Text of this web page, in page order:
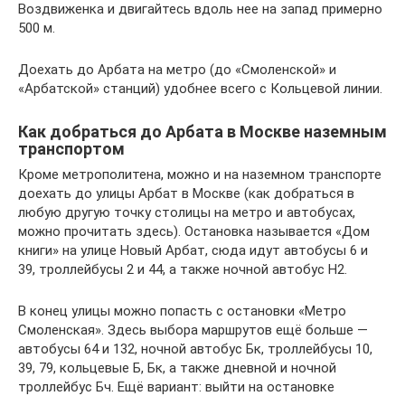
Воздвиженка и двигайтесь вдоль нее на запад примерно
500 м.
Доехать до Арбата на метро (до «Смоленской» и
«Арбатской» станций) удобнее всего с Кольцевой линии.
Как добраться до Арбата в Москве наземным
транспортом
Кроме метрополитена, можно и на наземном транспорте
доехать до улицы Арбат в Москве (как добраться в
любую другую точку столицы на метро и автобусах,
можно прочитать здесь). Остановка называется «Дом
книги» на улице Новый Арбат, сюда идут автобусы 6 и
39, троллейбусы 2 и 44, а также ночной автобус Н2.
В конец улицы можно попасть с остановки «Метро
Смоленская». Здесь выбора маршрутов ещё больше —
автобусы 64 и 132, ночной автобус Бк, троллейбусы 10,
39, 79, кольцевые Б, Бк, а также дневной и ночной
троллейбус Бч. Ещё вариант: выйти на остановке